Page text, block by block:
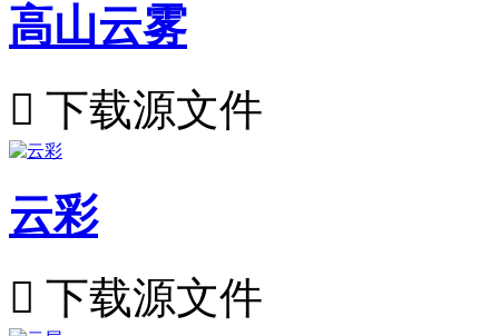
高山云雾
 下载源文件
云彩
 下载源文件